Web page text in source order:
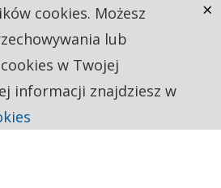
cookies. Możesz
lub
w Twojej
informacji znajdziesz w
×